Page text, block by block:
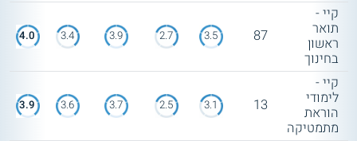
קיי -
תואר
ראשון
בחינוך
87
3.5
2.7
3.9
3.4
4.0
קיי -
לימודי
הוראת
מתמטיקה
13
3.1
2.5
3.7
3.6
3.9